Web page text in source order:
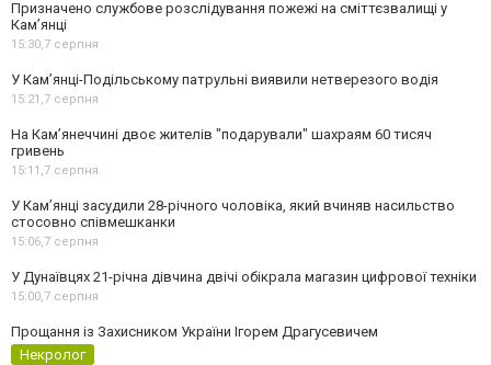
Призначено службове розслідування пожежі на сміттєзвалищі у
Кам’янці
15:30,7 серпня
У Кам’янці-Подільському патрульні виявили нетверезого водія
15:21,7 серпня
На Камʼянеччині двоє жителів "подарували" шахраям 60 тисяч
гривень
15:11,7 серпня
У Камʼянці засудили 28-річного чоловіка, який вчиняв насильство
стосовно співмешканки
15:06,7 серпня
У Дунаївцях 21-річна дівчина двічі обікрала магазин цифрової техніки
15:00,7 серпня
Прощання із Захисником України Ігорем Драгусевичем
Некролог